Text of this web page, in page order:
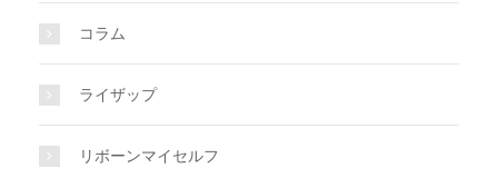
コラム
ライザップ
リボーンマイセルフ